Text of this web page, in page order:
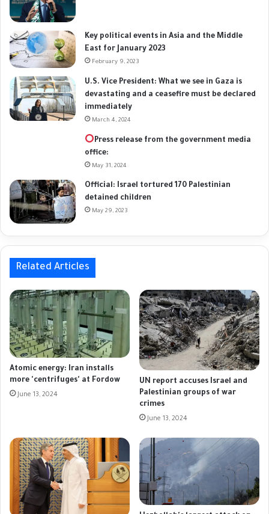
Key political events in Asia and the Middle
East for January 2023
February 9, 2023
U.S. Vice President: What we see in Gaza is
devastating and a ceasefire must be declared
immediately
March 4, 2024
Press release from the government media
office:
May 31, 2024
Official: Israel tortured 170 Palestinian
detained children
May 29, 2023
Related Articles
Atomic energy: Iran installs
more 'centrifuges' at Fordow
June 13, 2024
UN report accuses Israel and
Palestinian groups of war
crimes
June 13, 2024